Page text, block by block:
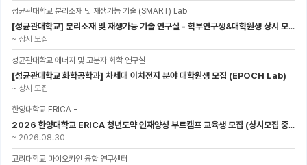
성균관대학교 분리소재 및 재생가능 기술 (SMART) Lab
[성균관대학교] 분리소재 및 재생가능 기술 연구실 - 학부연구생&대학원생 상시 모집 (미래에너지공학과)
~ 상시 모집
성균관대학교 에너지 및 고분자 화학 연구실
[성균관대학교 화학공학과] 차세대 이차전지 분야 대학원생 모집 (EPOCH Lab)
~ 상시 모집
한양대학교 ERICA -
2026 한양대학교 ERICA 청년도약 인재양성 부트캠프 교육생 모집 (상시모집 중, 1차 마감 : ~8.30)
~ 2026.08.30
고려대학교 마이오카인 융합 연구센터